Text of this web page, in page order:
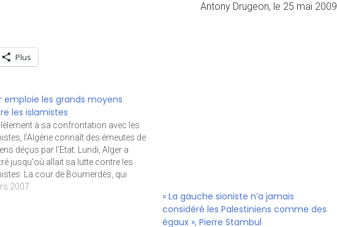
Antony Drugeon, le 25 mai 2009
Plus
emploie les grands moyens
les islamistes
à sa confrontation avec les
l'Algérie connaît des émeutes de
déçus par l'Etat. Lundi, Alger a
jusqu'où allait sa lutte contre les
La cour de Boumerdès, qui
lundi sur le cas de 28 éléments
2007
« La gauche sioniste n’a jamais
considéré les Palestiniens comme des
égaux », Pierre Stambul